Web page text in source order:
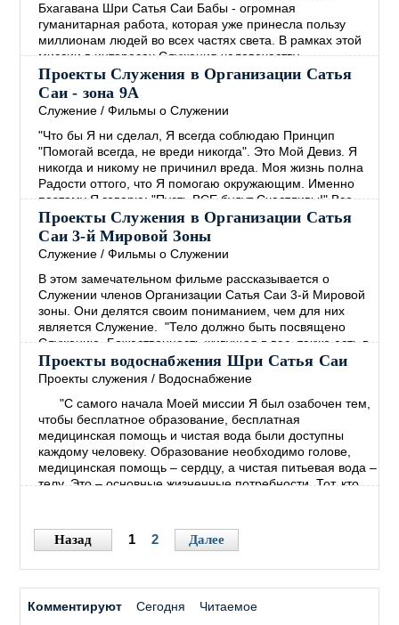
Бхагавана Шри Сатья Саи Бабы - огромная
гуманитарная работа, которая уже принесла пользу
миллионам людей во всех частях света. В рамках этой
миссии в интересах Служения человечеству
Центральным трастом Шри Сатья Саи под Милостивым
Руководством Бхагавана были открыты образовательные
и медицинские учреждения. В дополнение к этому
Бхагаван решил обеспечить людей чистой питьевой
водой, жизненно важной→
Проекты Служения в Организации Сатья
Саи - зона 9А
Служение /Фильмы о Служении
"Что бы Я ни сделал, Я всегда соблюдаю Принцип
"Помогай всегда, не вреди никогда". Это Мой Девиз. Я
никогда и никому не причинил вреда. Моя жизнь полна
Радости оттого, что Я помогаю окружающим. Именно
поэтому Я говорю: "Пусть ВСЕ будут Счастливы!" Все
должны быть Здоровы, Счастливы и полны Радости."
Сатья Саи Баба Божественная Беседа, 20 октября 2002
Молодёжь зоны 9А активно вовлечена в проекты
Служения, такие как: устранение последствий
Проекты Служения в Организации Сатья
Саи 3-й Мировой Зоны
Служение /Фильмы о Служении
В этом замечательном фильме рассказывается о
Служении членов Организации Сатья Саи 3-й Мировой
зоны. Они делятся своим пониманием, чем для них
является Служение. "Тело должно быть посвящено
Служению. Божественность живущая в вас, также есть в
каждом. Лучший Путь к Богу - это Любить ВСЕХ и
Служить ВСЕМ! Если вы по настоящему хотите
взрастите Покой в себе. Откуда вы можете черпать этот
Покой? Только из→
Проекты водоснабжения Шри Сатья Саи
Проекты служения / Водоснабжение
"C самого начала Моей миссии Я был озабочен тем,
чтобы бесплатное образование, бесплатная
медицинская помощь и чистая вода были доступны
каждому человеку. Образование необходимо голове,
медицинская помощь – сердцу, а чистая питьевая вода –
телу. Это – основные жизненные потребности. Тот, кто
Сатья Саи.
→
Назад 1 2 Далее
Комментируют Сегодня Читаемое